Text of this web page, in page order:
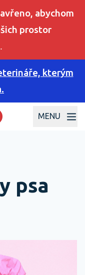
abychom
prostor
kterým
MENU
psa